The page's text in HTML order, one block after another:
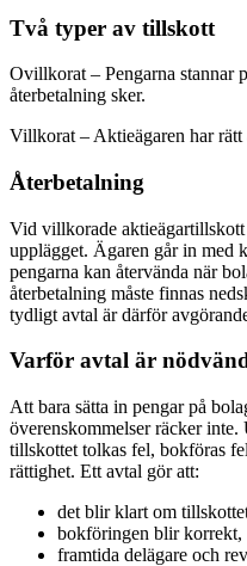
Två typer av tillskott
Ovillkorat – Pengarna stannar
återbetalning sker.
Villkorat – Aktieägaren har
Återbetalning
Vid villkorade
upplägget. Ägaren går in med
pengarna kan återvända när
återbetalning måste finnas
tydligt avtal är därför
Varför avtal är
Att bara sätta in pengar på
överenskommelser räcker
tillskottet tolkas fel, bokföras
rättighet. Ett avtal gör att:
det blir klart om
bokföringen blir korrekt,
framtida delägare och